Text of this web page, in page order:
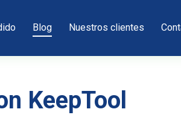
Blog Nuestros clientes
KeepTool